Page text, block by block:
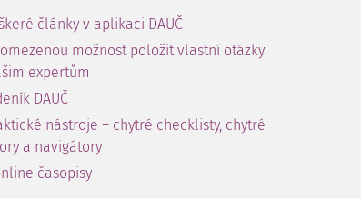
články v aplikaci DAUČ
možnost položit vlastní otázky
expertům
DAUČ
nástroje – chytré checklisty, chytré
a navigátory
časopisy